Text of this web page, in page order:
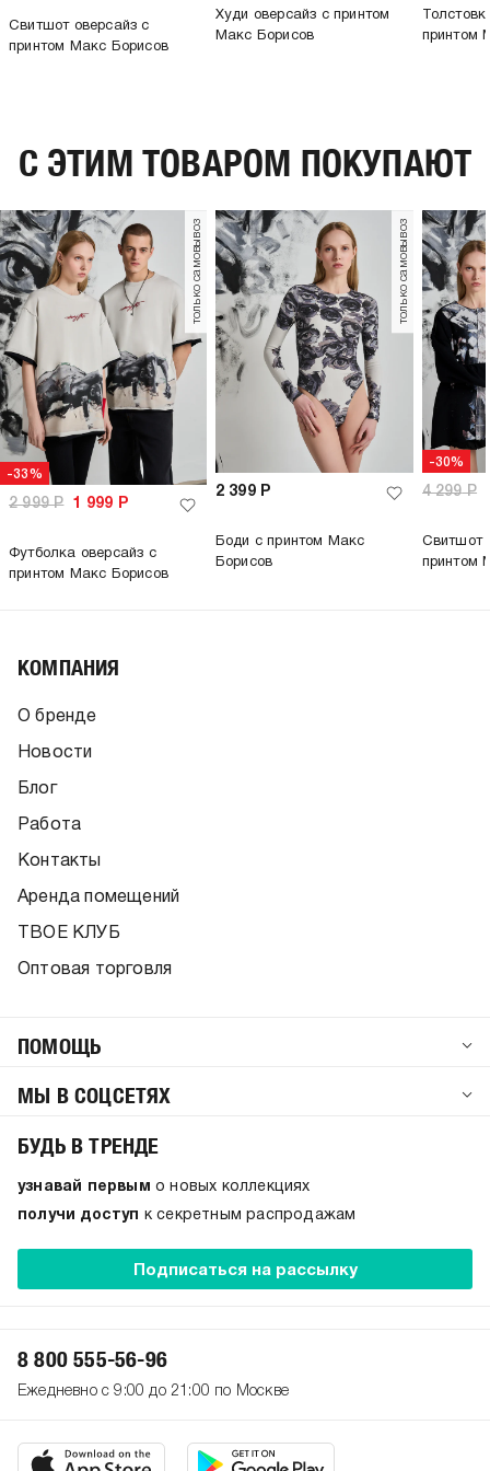
Свитшот оверсайз с
принтом Макс Борисов
Худи оверсайз с принтом
Макс Борисов
принтом
C ЭТИМ ТОВАРОМ ПОКУПАЮТ
-33%
только самовывоз
2 999Р 1 999 Р
Футболка оверсайз с
принтом Макс Борисов
только самовывоз
2 399Р
Боди с принтом Макс
Борисов
-30%
4 299Р
Свитшот
принтом
КОМПАНИЯ
О бренде
Новости
Блог
Работа
Контакты
Аренда помещений
ТВОЕ КЛУБ
Оптовая торговля
ПОМОЩЬ
МЫ В СОЦСЕТЯХ
БУДЬ В ТРЕНДЕ
узнавай первым о новых коллекциях
получи доступ
к секретным распродажам
Подписаться на рассылку
8 800 555-56-96
Ежедневно с 9:00 до 21:00 по Москве